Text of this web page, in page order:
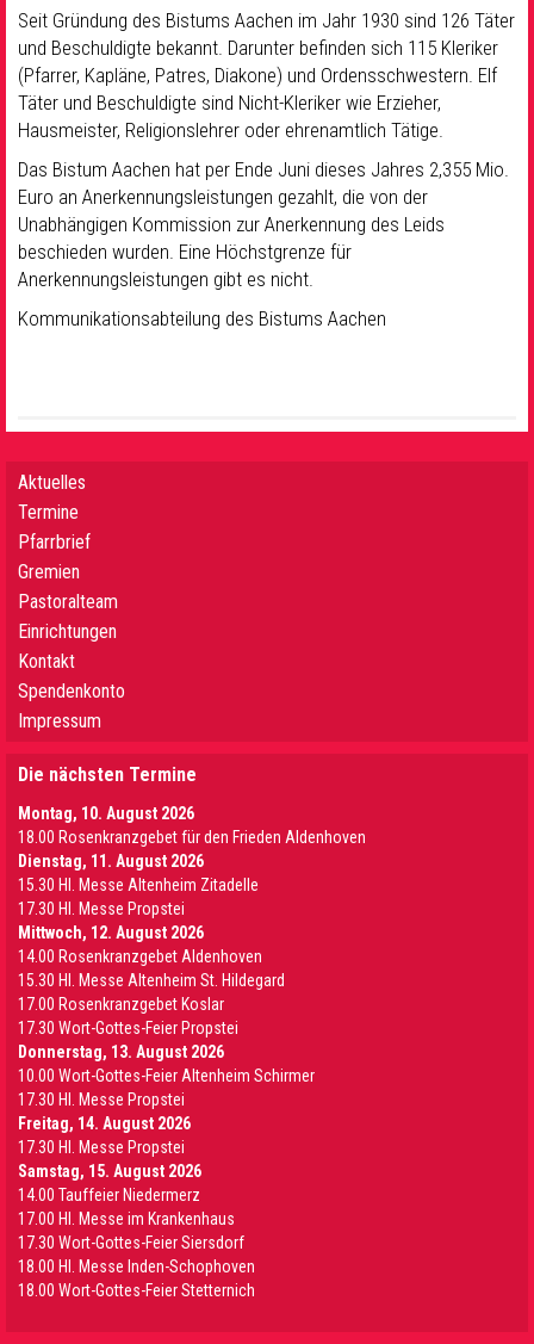
Seit Gründung des Bistums Aachen im Jahr 1930 sind 126 Täter
und Beschuldigte bekannt. Darunter befinden sich 115 Kleriker
(Pfarrer, Kapläne, Patres, Diakone) und Ordensschwestern. Elf
Täter und Beschuldigte sind Nicht-Kleriker wie Erzieher,
Hausmeister, Religionslehrer oder ehrenamtlich Tätige.
Das Bistum Aachen hat per Ende Juni dieses Jahres 2,355 Mio.
Euro an Anerkennungsleistungen gezahlt, die von der
Unabhängigen Kommission zur Anerkennung des Leids
beschieden wurden. Eine Höchstgrenze für
Anerkennungsleistungen gibt es nicht.
Kommunikationsabteilung des Bistums Aachen
Aktuelles
Termine
Pfarrbrief
Gremien
Pastoralteam
Einrichtungen
Kontakt
Spendenkonto
Impressum
Die nächsten Termine
Montag, 10. August 2026
18.00 Rosenkranzgebet für den Frieden Aldenhoven
Dienstag, 11. August 2026
15.30 Hl. Messe Altenheim Zitadelle
17.30 Hl. Messe Propstei
Mittwoch, 12. August 2026
14.00 Rosenkranzgebet Aldenhoven
15.30 Hl. Messe Altenheim St. Hildegard
17.00 Rosenkranzgebet Koslar
17.30 Wort-Gottes-Feier Propstei
Donnerstag, 13. August 2026
10.00 Wort-Gottes-Feier Altenheim Schirmer
17.30 Hl. Messe Propstei
Freitag, 14. August 2026
17.30 Hl. Messe Propstei
Samstag, 15. August 2026
14.00 Tauffeier Niedermerz
17.00 Hl. Messe im Krankenhaus
17.30 Wort-Gottes-Feier Siersdorf
18.00 Hl. Messe Inden-Schophoven
18.00 Wort-Gottes-Feier Stetternich